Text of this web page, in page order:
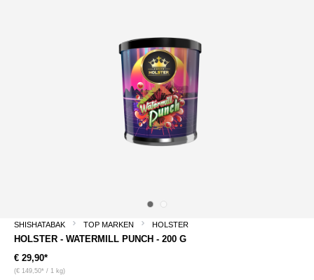
SHISHATABAK TOP MARKEN HOLSTER
HOLSTER - WATERMILL PUNCH - 200 G
€ 29,90*
(€ 149,50* / 1 kg)